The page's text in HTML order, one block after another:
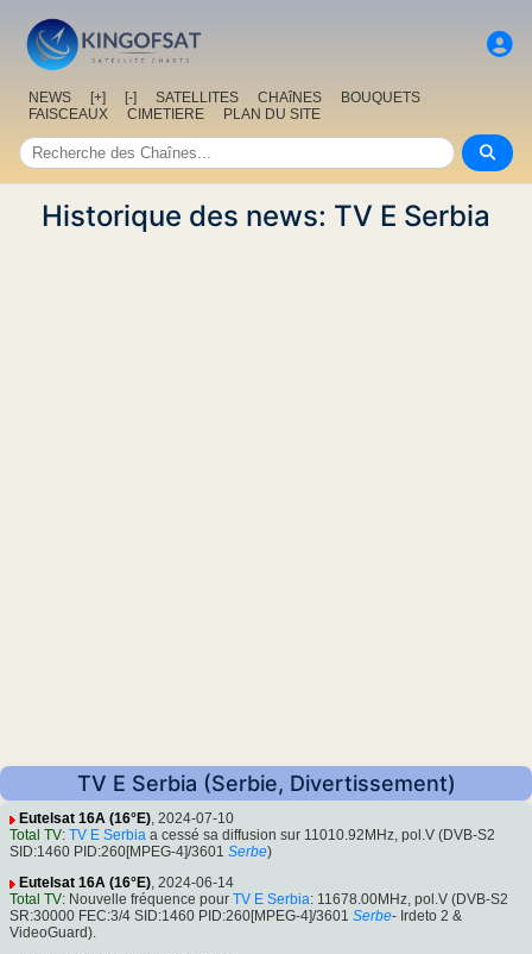
NEWS [+] [-] SATELLITES CHAîNES
BOUQUETS
FAISCEAUX
CIMETIERE PLAN DU SITE
Historique des news: TV E Serbia
TV E Serbia (Serbie, Divertissement)
Eutelsat 16A (16°E), 2024-07-10
Total TV: TV E Serbia a cessé sa diffusion sur 11010.92MHz, pol.V (DVB-S2
SID:1460 PID:260[MPEG-4]/3601 Serbe)
Eutelsat 16A (16°E), 2024-06-14
Total TV: Nouvelle fréquence pour TV E Serbia: 11678.00MHz, pol.V (DVB-S2
SR:30000 FEC:3/4 SID:1460 PID:260[MPEG-4]/3601 Serbe- Irdeto 2 &
VideoGuard).